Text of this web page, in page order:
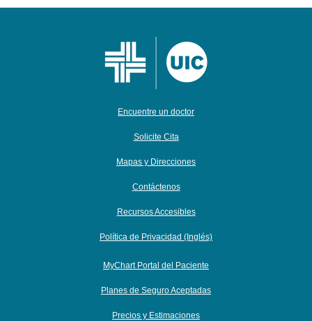
Encuentre un doctor
Solicite Cita
Mapas y Direcciones
Contáctenos
Recursos Accesibles
Política de Privacidad (Inglés)
MyChart Portal del Paciente
Planes de Seguro Aceptadas
Precios y Estimaciones